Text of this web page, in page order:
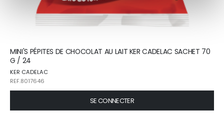
MINI'S PÉPITES DE CHOCOLAT AU LAIT KER CADELAC SACHET 70
G / 24
KER CADELAC
REF.8017646
SE CONNECTER